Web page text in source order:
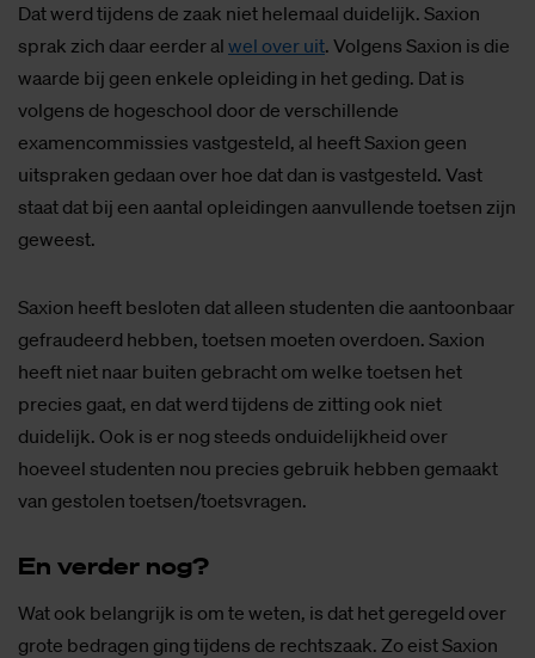
Dat werd tijdens de zaak niet helemaal duidelijk. Saxion
sprak zich daar eerder al wel over uit. Volgens Saxion is die
waarde bij geen enkele opleiding in het geding. Dat is
volgens de hogeschool door de verschillende
examencommissies vastgesteld, al heeft Saxion geen
uitspraken gedaan over hoe dat dan is vastgesteld. Vast
staat dat bij een aantal opleidingen aanvullende toetsen zijn
geweest.
Saxion heeft besloten dat alleen studenten die aantoonbaar
gefraudeerd hebben, toetsen moeten overdoen. Saxion
heeft niet naar buiten gebracht om welke toetsen het
precies gaat, en dat werd tijdens de zitting ook niet
duidelijk. Ook is er nog steeds onduidelijkheid over
hoeveel studenten nou precies gebruik hebben gemaakt
van gestolen toetsen/toetsvragen.
En ver­der nog?
Wat ook belangrijk is om te weten, is dat het geregeld over
grote bedragen ging tijdens de rechtszaak. Zo eist Saxion